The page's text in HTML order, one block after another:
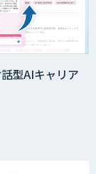
型AIキャリア